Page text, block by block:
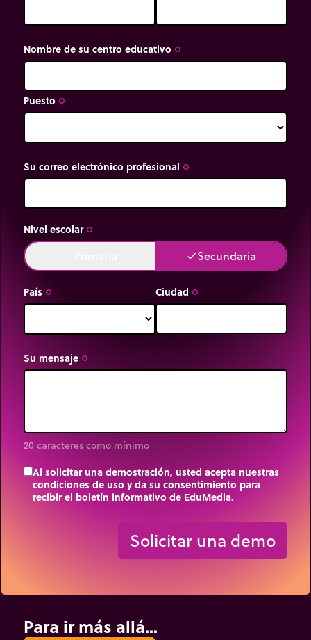
Nombre de su centro educativo trip_origin
Puesto trip_origin
Su correo electrónico profesional trip_origin
Nivel escolar trip_origin
doneSecundaria
País trip_origin Ciudad trip_origin
Su mensaje trip_origin
20 caracteres como mínimo
Al solicitar una demostración, usted acepta nuestras
condiciones de uso y da su consentimiento para
recibir el boletín informativo de EduMedia.
Solicitar una demo
Para ir más allá...